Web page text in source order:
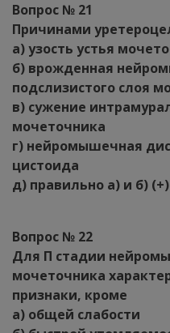
Вопрос № 21
Причинами
а) узость устья
б) врожденная
подслизистого слоя
в) сужение
мочеточника
г) нейромышечная
цистоида
д) правильно а) и б) (+)
Вопрос № 22
Для П стадии
мочеточника
признаки, кроме
а) общей слабости